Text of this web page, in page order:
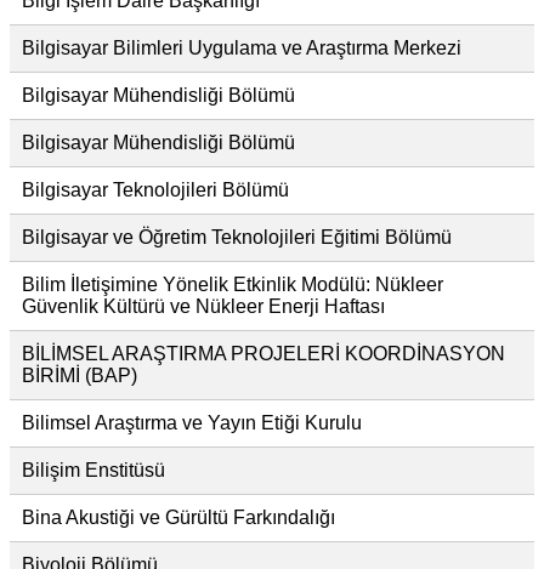
Bilgisayar Bilimleri Uygulama ve Araştırma Merkezi
Bilgisayar Mühendisliği Bölümü
Bilgisayar Mühendisliği Bölümü
Bilgisayar Teknolojileri Bölümü
Bilgisayar ve Öğretim Teknolojileri Eğitimi Bölümü
Bilim İletişimine Yönelik Etkinlik Modülü: Nükleer
Güvenlik Kültürü ve Nükleer Enerji Haftası
BİLİMSEL ARAŞTIRMA PROJELERİ KOORDİNASYON
BİRİMİ (BAP)
Bilimsel Araştırma ve Yayın Etiği Kurulu
Bilişim Enstitüsü
Bina Akustiği ve Gürültü Farkındalığı
Biyoloji Bölümü